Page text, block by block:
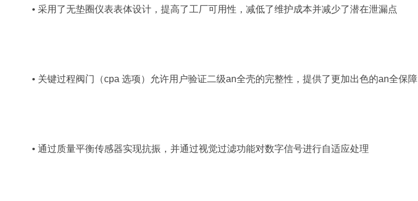
• 采用了无垫圈仪表表体设计，提高了工厂可用性，减低了维护成本并减少了潜在泄漏点
• 关键过程阀门（cpa 选项）允许用户验证二级an全壳的完整性，提供了更加出色的an全保障
• 通过质量平衡传感器实现抗振，并通过视觉过滤功能对数字信号进行自适应处理